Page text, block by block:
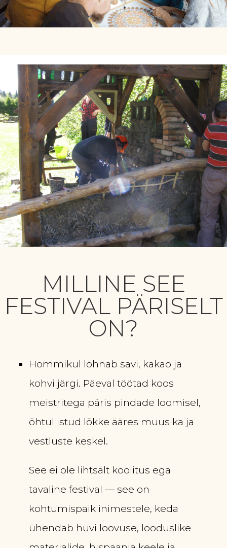
MILLINE SEE
FESTIVAL PÄRISELT
ON?
Hommikul lõhnab savi, kakao ja
kohvi järgi. Päeval töötad koos
meistritega päris pindade loomisel,
õhtul istud lõkke ääres muusika ja
vestluste keskel.
See ei ole lihtsalt koolitus ega
tavaline festival — see on
kohtumispaik inimestele, keda
ühendab huvi loovuse, looduslike